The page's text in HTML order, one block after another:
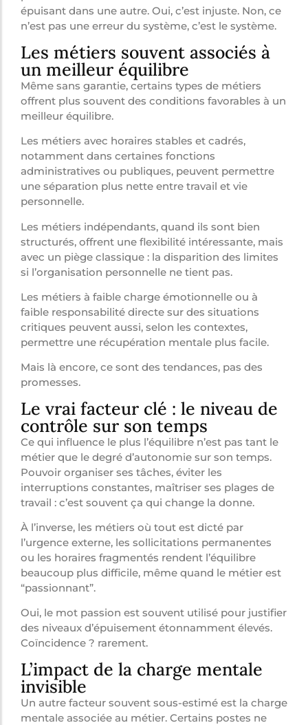
épuisant dans une autre. Oui, c’est injuste. Non, ce
n’est pas une erreur du système, c’est le système.
Les métiers souvent associés à
un meilleur équilibre
Même sans garantie, certains types de métiers
offrent plus souvent des conditions favorables à un
meilleur équilibre.
Les métiers avec horaires stables et cadrés,
notamment dans certaines fonctions
administratives ou publiques, peuvent permettre
une séparation plus nette entre travail et vie
personnelle.
Les métiers indépendants, quand ils sont bien
structurés, offrent une flexibilité intéressante, mais
avec un piège classique : la disparition des limites
si l’organisation personnelle ne tient pas.
Les métiers à faible charge émotionnelle ou à
faible responsabilité directe sur des situations
critiques peuvent aussi, selon les contextes,
permettre une récupération mentale plus facile.
Mais là encore, ce sont des tendances, pas des
promesses.
Le vrai facteur clé : le niveau de
contrôle sur son temps
Ce qui influence le plus l’équilibre n’est pas tant le
métier que le degré d’autonomie sur son temps.
Pouvoir organiser ses tâches, éviter les
interruptions constantes, maîtriser ses plages de
travail : c’est souvent ça qui change la donne.
À l’inverse, les métiers où tout est dicté par
l’urgence externe, les sollicitations permanentes
ou les horaires fragmentés rendent l’équilibre
beaucoup plus difficile, même quand le métier est
“passionnant”.
Oui, le mot passion est souvent utilisé pour justifier
des niveaux d’épuisement étonnamment élevés.
Coïncidence ? rarement.
L’impact de la charge mentale
invisible
Un autre facteur souvent sous-estimé est la charge
mentale associée au métier. Certains postes ne